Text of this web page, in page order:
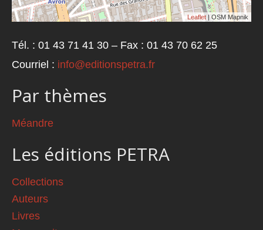
Leaflet | OSM Mapnik
Tél. : 01 43 71 41 30 – Fax : 01 43 70 62 25
Courriel : info@editionspetra.fr
Par thèmes
Méandre
Les éditions PETRA
Collections
Auteurs
Livres